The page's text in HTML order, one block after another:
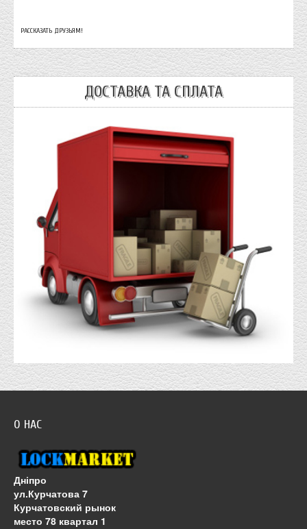
РАССКАЗАТЬ ДРУЗЬЯМ!
ДОСТАВКА ТА СПЛАТА
О НАС
Дніпро
ул.Курчатова 7
Курчатовский рынок
место 78 квартал 1